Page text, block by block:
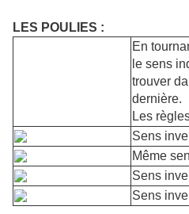
LES POULIES :
En
le sens
trouver
dernière.
Les
Sens
Même
Sens
Sens